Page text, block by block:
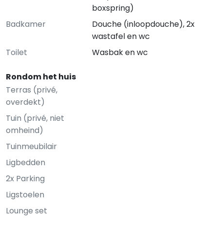
boxspring)
Badkamer
Douche (inloopdouche), 2x
wastafel en wc
Toilet
Wasbak en wc
Rondom het huis
Terras (privé,
overdekt)
Tuin (privé, niet
omheind)
Tuinmeubilair
Ligbedden
2x Parking
Ligstoelen
Lounge set